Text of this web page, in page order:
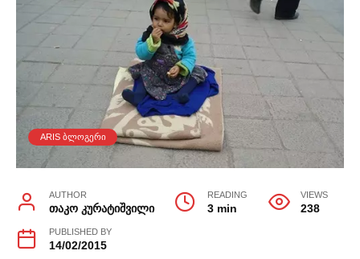
ARIS ᲑᲚᲝᲒᲔᲠᲘ
AUTHOR
თაკო კურატიშვილი
READING
3 min
VIEWS
238
PUBLISHED BY
14/02/2015